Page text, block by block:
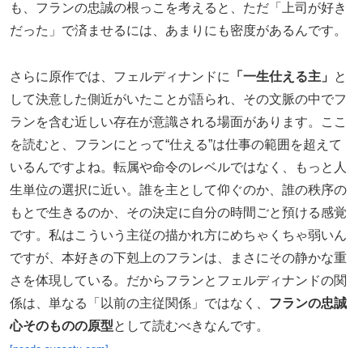
も、フランの忠誠の根っこを考えると、ただ「上司が好き
だった」で済ませるには、あまりにも密度があるんです。
さらに原作では、フェルディナンドに 「一生仕える主」
と
して決意した側近がいたことが語られ、その文脈の中でフ
ランを含む近しい存在が意識される場面があります。ここ
を読むと、フランにとって“仕える”は仕事の範囲を超えて
いるんですよね。転属や命令のレベルではなく、もっと人
生単位の選択に近い。誰を主として仰ぐのか、誰の秩序の
もとで生きるのか、その決定に自分の時間ごと預ける感覚
です。私はこういう主従の描かれ方にめちゃくちゃ弱いん
ですが、本好きの下剋上のフランは、まさにその静かな重
さを体現している。だからフランとフェルディナンドの関
係は、単なる「以前の主従関係」ではなく、 フランの忠誠
心そのものの原型として読むべきなんです。